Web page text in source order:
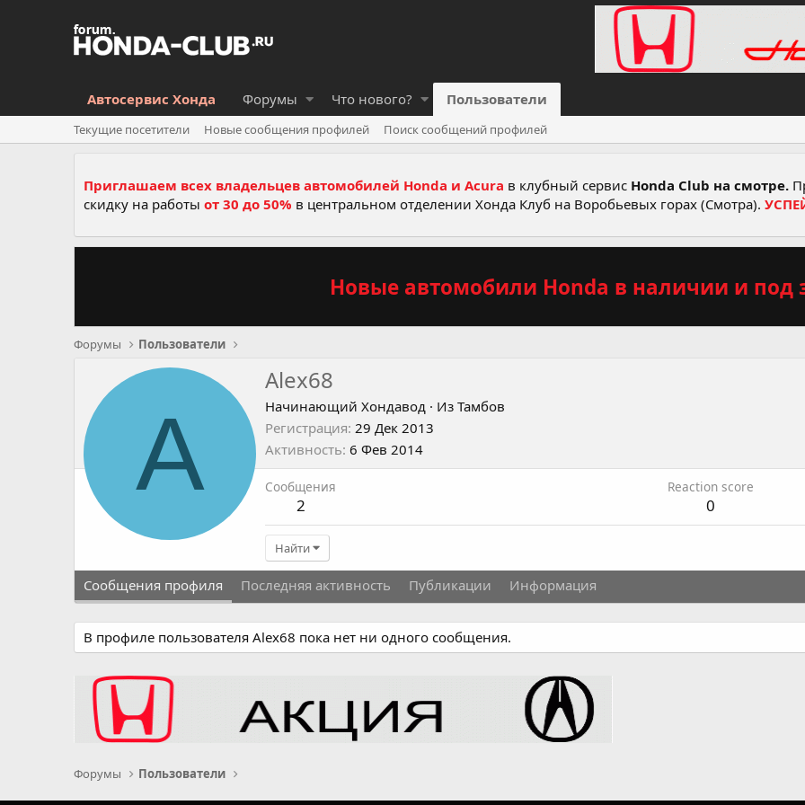
Автосервис Хонда Форумы Что нового? Пользователи
Текущие посетители Новые сообщения профилей Поиск сообщений профилей
Приглашаем всех владельцев автомобилей Honda и Acura в клубный сервис Honda Club на смотре.
скидку на работы от 30 до 50% в центральном отделении Хонда Клуб на Воробьевых горах (Смотра).
Новые автомобили Honda в наличии и под
Форумы Пользователи
A
Alex68
Начинающий Хондавод · Из Тамбов
Регистрация 29 Дек 2013
Активность 6 Фев 2014
Сообщения
2
Reaction score
0
Найти
Сообщения профиля Последняя активность Публикации Информация
В профиле пользователя Alex68 пока нет ни одного сообщения.
Форумы Пользователи